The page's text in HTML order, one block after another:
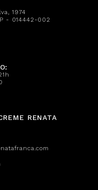
1974
- 014442-002
RENATA